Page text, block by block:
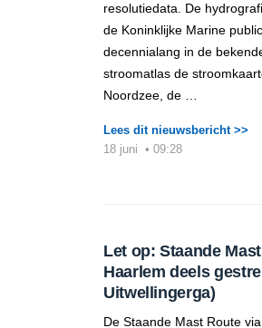
resolutiedata. De
de Koninklijke Marine
decennialang in de
stroomatlas de
Noordzee, de …
Lees dit nieuwsbericht >>
18 juni • 09:28
Let op: Staande
Haarlem deels
Uitwellingerga)
De Staande Mast Route